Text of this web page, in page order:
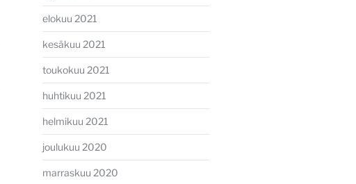
elokuu 2021
kesäkuu 2021
toukokuu 2021
huhtikuu 2021
helmikuu 2021
joulukuu 2020
marraskuu 2020